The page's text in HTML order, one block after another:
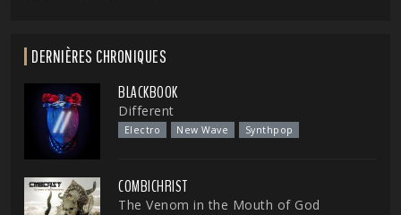
DERNIÈRES CHRONIQUES
BLACKBOOK
Different
Electro New Wave Synthpop
COMBICHRIST
The Venom in the Mouth of God